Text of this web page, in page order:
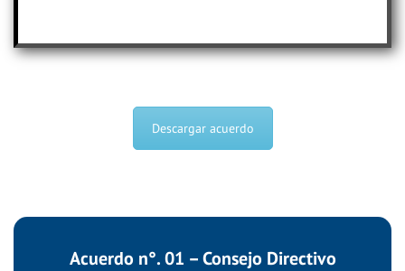
Descargar acuerdo
Acuerdo n°. 01 – Consejo Directivo